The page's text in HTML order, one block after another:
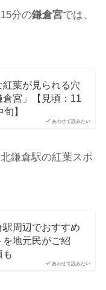
分の鎌倉宮では、
あわせて読みたい
葉が見られる穴
宮」【見頃：11
】
鎌倉駅の紅葉スポ
あわせて読みたい
周辺でおすすめ
地元民がご紹
も